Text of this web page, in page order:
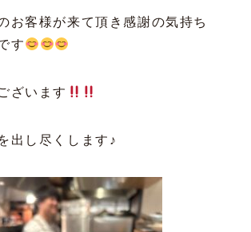
お客様が来て頂き感謝の気持ち
す
ざいます
出し尽くします♪